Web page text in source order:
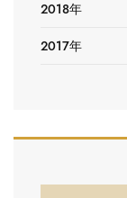
2018年
2017年